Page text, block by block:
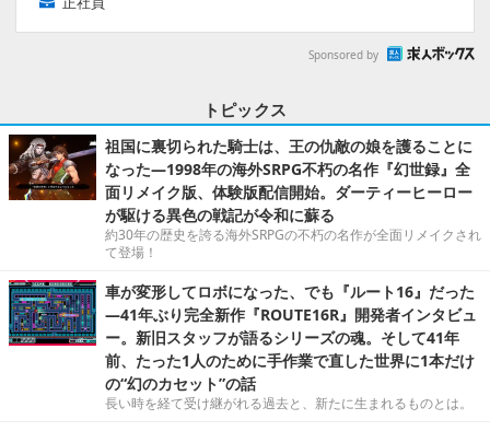
Sponsored by
トピックス
祖国に裏切られた騎士は、王の仇敵の娘を護ることに
なった―1998年の海外SRPG不朽の名作『幻世録』全
面リメイク版、体験版配信開始。ダーティーヒーロー
が駆ける異色の戦記が令和に蘇る
約30年の歴史を誇る海外SRPGの不朽の名作が全面リメイクされ
て登場！
車が変形してロボになった、でも『ルート16』だった
―41年ぶり完全新作『ROUTE16R』開発者インタビュ
ー。新旧スタッフが語るシリーズの魂。そして41年
前、たった1人のために手作業で直した世界に1本だけ
の“幻のカセット”の話
長い時を経て受け継がれる過去と、新たに生まれるものとは。